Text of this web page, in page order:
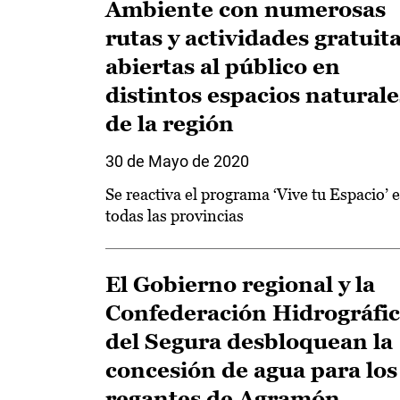
Ambiente con numerosas
rutas y actividades
abiertas al público en
distintos espacios
de la región
30 de Mayo de 2020
Se reactiva el programa ‘Vive tu Espacio’
todas las provincias
El Gobierno regional y la
Confederación
del Segura desbloquean la
concesión de agua para los